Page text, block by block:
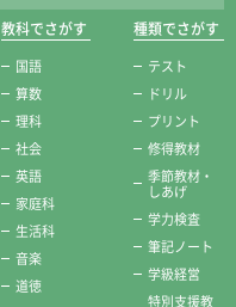
教科でさがす
国語
算数
理科
社会
英語
家庭科
生活科
音楽
道徳
種類でさがす
テスト
ドリル
プリント
修得教材
季節教材・
しあげ
学力検査
筆記ノート
学級経営
特別支援教